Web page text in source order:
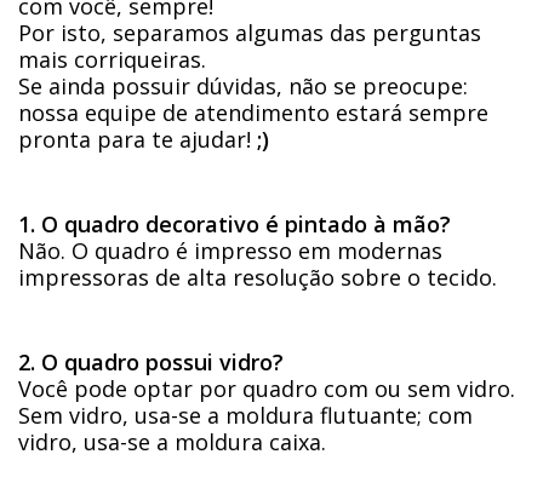
Por isto, separamos algumas das perguntas
mais corriqueiras.
Se ainda possuir dúvidas, não se preocupe:
nossa equipe de atendimento estará sempre
pronta para te ajudar! ;)
1. O quadro decorativo é pintado à mão?
Não. O quadro é impresso em modernas
impressoras de alta resolução sobre o tecido.
2. O quadro possui vidro?
Você pode optar por quadro com ou sem vidro.
Sem vidro, usa-se a moldura flutuante; com
vidro, usa-se a moldura caixa.